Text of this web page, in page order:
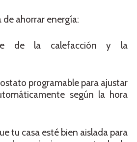
ahorrar energía:
de la calefacción y la
programable para ajustar
según la hora
tu casa esté bien aislada para